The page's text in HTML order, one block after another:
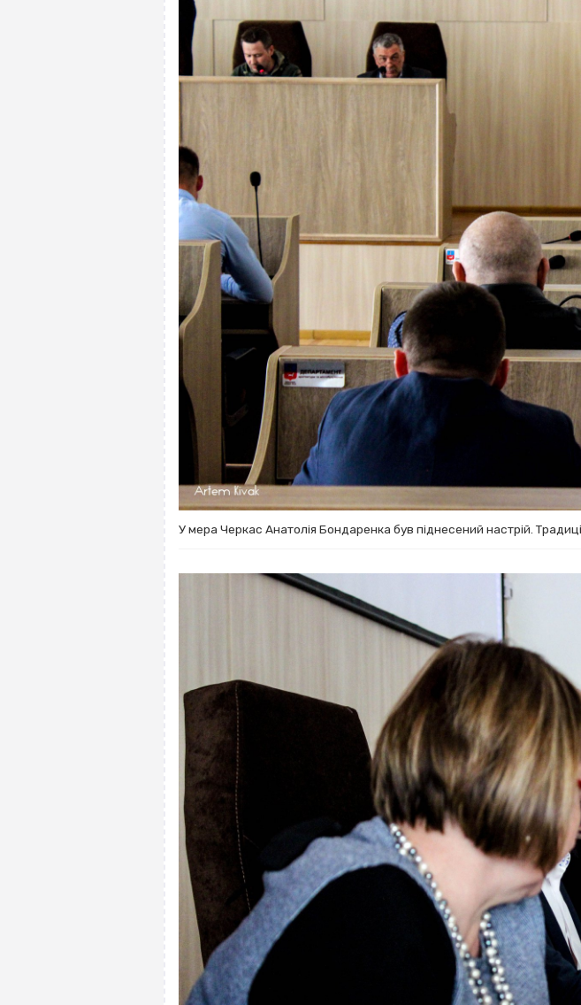
У мера Черкас Анатолія Бондаренка був піднесений настрій.